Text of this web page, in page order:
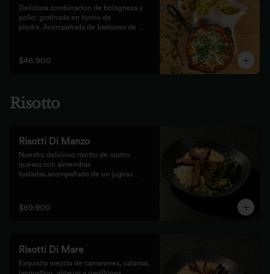
Deliciosa combinación de bolognesa y
pollo; gratinada en horno de
piedra. Acompañada de bastones de
$46.900
Risotto
Risotti Di Manzo
Nuestro delicioso risotto de cuatro
quesos con almendras
tostadas,acompañado de un jugoso
$69.900
Risotti Di Mare
Exquisita mezcla de camarones, calamar,